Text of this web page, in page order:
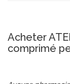
Acheter
comprimé